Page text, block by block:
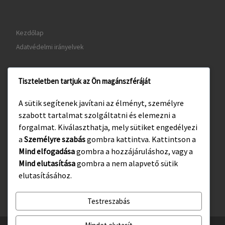
Kezdőlap
Adatvédelmi irányelvek
www.visitgyula.com
www.gyulakult.hu
Facebook Instagram
Tiszteletben tartjuk az Ön magánszféráját
A sütik segítenek javítani az élményt, személyre
szabott tartalmat szolgáltatni és elemezni a
forgalmat. Kiválaszthatja, mely sütiket engedélyezi
a Személyre szabásgombra kattintva. Kattintson a
Mind elfogadásagombra a hozzájáruláshoz, vagy a
Mind elutasításagombra a nem alapvető sütik
elutasításához.
Testreszabás